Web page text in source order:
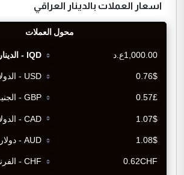
اسعار العملات بالدينار العراقي